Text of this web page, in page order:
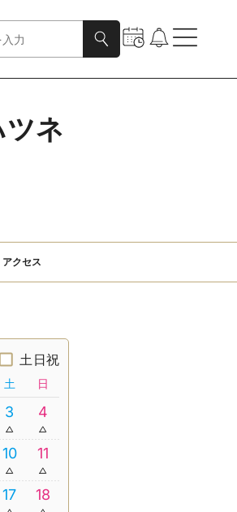
ネ
アクセス
土日祝
土 日
3 4
10 11
17 18